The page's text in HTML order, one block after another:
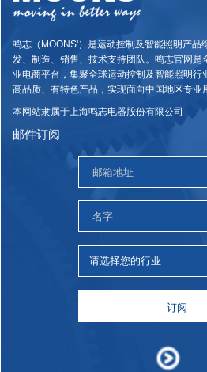
鸣志（MOONS'）是运动控制及智能照明产品
发、制造、销售、技术支持团队。鸣志官网是
业电商平台，集聚全球运动控制及智能照明行
高品质、有特色产品，实现面向中国地区专业
本网站隶属于上海鸣志电器股份有限公司
邮件订阅
订阅